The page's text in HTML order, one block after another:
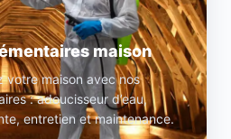
maison
votre maison avec nos
: adoucisseur d’eau,
entretien et maintenance.